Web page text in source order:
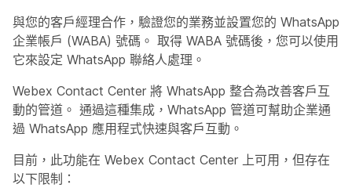
與您的客戶經理合作，驗證您的業務並設置您的 WhatsApp
企業帳戶 (WABA) 號碼。 取得 WABA 號碼後，您可以使用
它來設定 WhatsApp 聯絡人處理。
Webex Contact Center 將 WhatsApp 整合為改善客戶互
動的管道。 通過這種集成，WhatsApp 管道可幫助企業通
過 WhatsApp 應用程式快速與客戶互動。
目前，此功能在 Webex Contact Center 上可用，但存在
以下限制：